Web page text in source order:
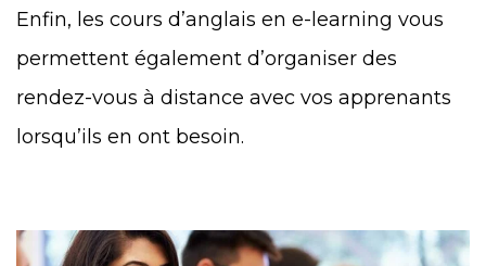
Enfin, les cours d’anglais en e-learning vous
permettent également d’organiser des
rendez-vous à distance avec vos apprenants
lorsqu’ils en ont besoin.